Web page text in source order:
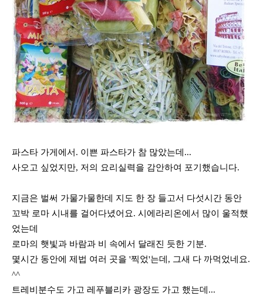
파스타 가게에서. 이쁜 파스타가 참 많았는데...
사오고 싶었지만, 저의 요리실력을 감안하여 포기했습니다.
지금은 벌써 가물가물한데 지도 한 장 들고서 다섯시간 동안
꼬박 로마 시내를 걸어다녔어요. 시에라리온에서 많이 울적했
었는데
로마의 햇빛과 바람과 비 속에서 달래진 듯한 기분.
몇시간 동안에 제법 여러 곳을 '찍었'는데, 그새 다 까먹었네요.
^^
트레비분수도 가고 레푸블리카 광장도 가고 했는데...